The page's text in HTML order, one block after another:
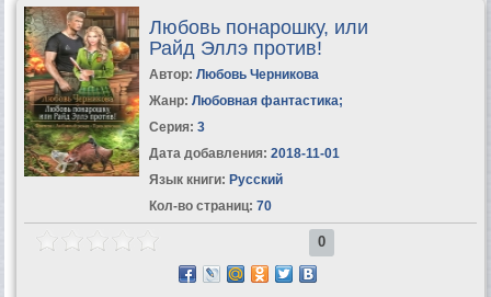
Любовь понарошку, или
Райд Эллэ против!
Автор: Любовь Черникова
Жанр: Любовная фантастика;
Серия: 3
Дата добавления: 2018-11-01
Язык книги: Русский
Кол-во страниц: 70
0